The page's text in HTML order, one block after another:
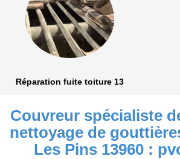
Réparation fuite toiture 13
Couvreur spécialiste
nettoyage de
Les Pins 13960 :